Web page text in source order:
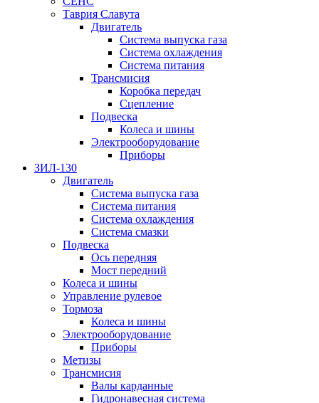
Таврия Славута
Двигатель
Система выпуска газа
Система охлаждения
Система питания
Трансмисия
Коробка передач
Сцепление
Подвеска
Колеса и шины
Электрооборудование
Приборы
ЗИЛ-130
Двигатель
Система выпуска газа
Система питания
Система охлаждения
Система смазки
Подвеска
Ось передняя
Мост передний
Колеса и шины
Управление рулевое
Тормоза
Колеса и шины
Электрооборудование
Приборы
Метизы
Трансмисия
Валы карданные
Гидронавесная система